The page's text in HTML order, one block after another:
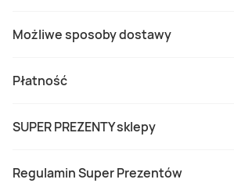
Możliwe sposoby dostawy
Płatność
SUPER PREZENTY sklepy
Regulamin Super Prezentów